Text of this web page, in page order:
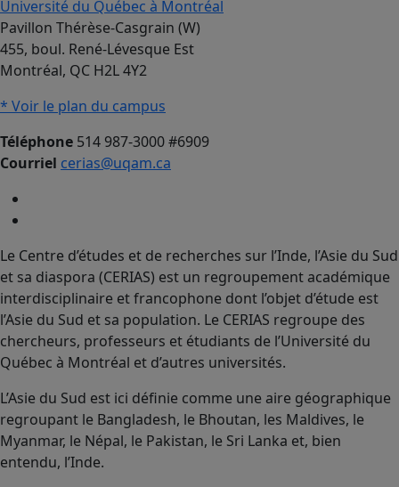
Université du Québec à Montréal
Pavillon Thérèse-Casgrain (W)
455, boul. René-Lévesque Est
Montréal, QC H2L 4Y2
* Voir le plan du campus
Téléphone 514 987-3000 #6909
Courriel cerias@uqam.ca
Le Centre d’études et de recherches sur l’Inde, l’Asie du Sud
et sa diaspora (CERIAS) est un regroupement académique
interdisciplinaire et francophone dont l’objet d’étude est
l’Asie du Sud et sa population. Le CERIAS regroupe des
chercheurs, professeurs et étudiants de l’Université du
Québec à Montréal et d’autres universités.
L’Asie du Sud est ici définie comme une aire géographique
regroupant le Bangladesh, le Bhoutan, les Maldives, le
Myanmar, le Népal, le Pakistan, le Sri Lanka et, bien
entendu, l’Inde.